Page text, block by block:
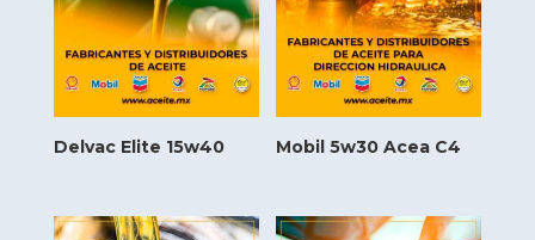
Delvac Elite 15w40 Mobil 5w30 Acea C4